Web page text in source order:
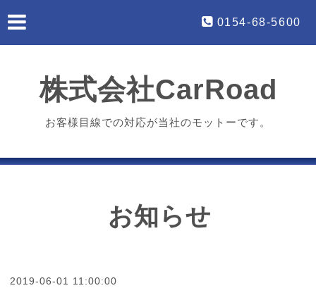
0154-68-5600
株式会社CarRoad
お客様目線での対応が当社のモットーです。
お知らせ
2019-06-01 11:00:00